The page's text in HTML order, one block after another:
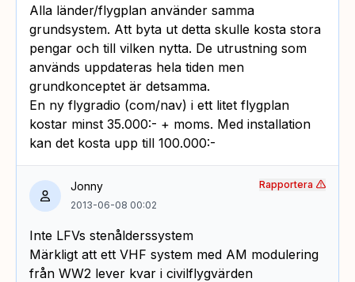
Alla länder/flygplan använder samma
grundsystem. Att byta ut detta skulle kosta stora
pengar och till vilken nytta. De utrustning som
används uppdateras hela tiden men
grundkonceptet är detsamma.
En ny flygradio (com/nav) i ett litet flygplan
kostar minst 35.000:- + moms. Med installation
kan det kosta upp till 100.000:-
Jonny
2013-06-08 00:02
Inte LFVs stenålderssystem
Märkligt att ett VHF system med AM modulering
från WW2 lever kvar i civilflygvärden
Rapportera